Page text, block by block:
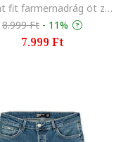
Straight fit farmernadrág öt zsebbel, Sötétkék
8.999 Ft - 11%
7.999 Ft